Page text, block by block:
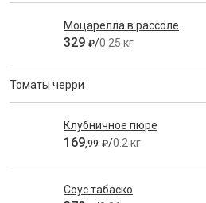
Моцарелла в рассоле
329 ₽/0.25 кг
Томаты черри
Клубничное пюре
169,99 ₽/0.2 кг
Соус табаско